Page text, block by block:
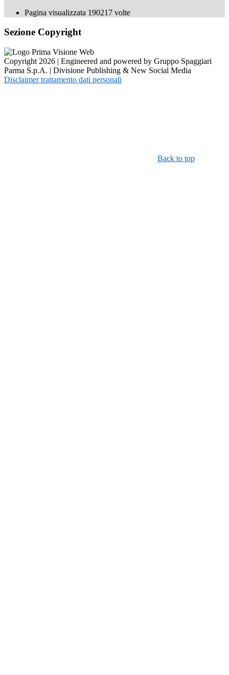
Pagina visualizzata 190217 volte
Sezione Copyright
Copyright 2026 | Engineered and powered by Gruppo Spaggiari
Parma S.p.A. | Divisione Publishing & New Social Media
Disclaimer trattamento dati personali
Back to top